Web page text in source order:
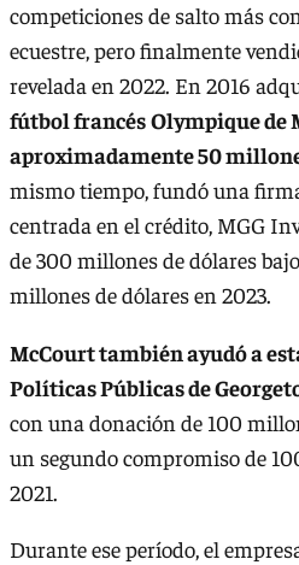
competiciones de salto más
ecuestre, pero finalmente
revelada en 2022. En 2016
fútbol francésOlympique de
aproximadamente 50
mismo tiempo, fundó una
centrada en el crédito, MGG
de 300 millones de dólares
millones de dólares en 2023.
McCourt también ayudó a
Políticas Públicas de
con una donación de 100
un segundo compromiso de
2021.
Durante ese período, el